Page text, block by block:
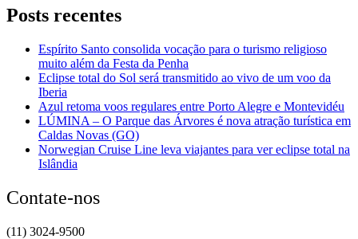
Posts recentes
Espírito Santo consolida vocação para o turismo religioso
muito além da Festa da Penha
Eclipse total do Sol será transmitido ao vivo de um voo da
Iberia
Azul retoma voos regulares entre Porto Alegre e Montevidéu
LÚMINA – O Parque das Árvores é nova atração turística em
Caldas Novas (GO)
Norwegian Cruise Line leva viajantes para ver eclipse total na
Islândia
Contate-nos
(11) 3024-9500